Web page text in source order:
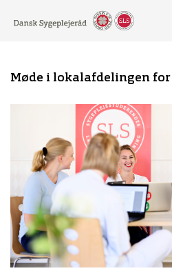
Møde i lokalafdelingen for